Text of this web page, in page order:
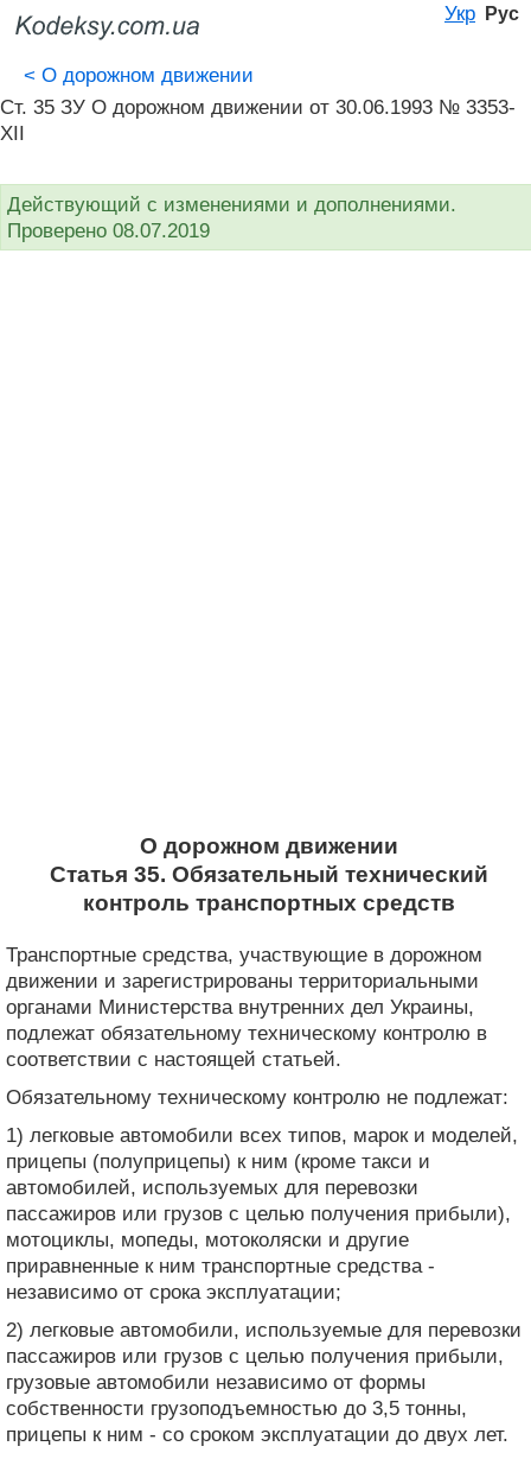
Укр Рус
< О дорожном движении
Ст. 35 ЗУ О дорожном движении от 30.06.1993 № 3353-
XII
Действующий с изменениями и дополнениями.
Проверено 08.07.2019
О дорожном движении
Статья 35. Обязательный технический
контроль транспортных средств
Транспортные средства, участвующие в дорожном
движении и зарегистрированы территориальными
органами Министерства внутренних дел Украины,
подлежат обязательному техническому контролю в
соответствии с настоящей статьей.
Обязательному техническому контролю не подлежат:
1) легковые автомобили всех типов, марок и моделей,
прицепы (полуприцепы) к ним (кроме такси и
автомобилей, используемых для перевозки
пассажиров или грузов с целью получения прибыли),
мотоциклы, мопеды, мотоколяски и другие
приравненные к ним транспортные средства -
независимо от срока эксплуатации;
2) легковые автомобили, используемые для перевозки
пассажиров или грузов с целью получения прибыли,
грузовые автомобили независимо от формы
собственности грузоподъемностью до 3,5 тонны,
прицепы к ним - со сроком эксплуатации до двух лет.